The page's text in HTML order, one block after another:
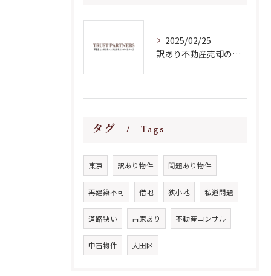
2025/02/25
訳あり不動産売却の魅力と注意点
タグ Tags
東京 訳あり物件 問題あり物件
再建築不可 借地 狭小地 私道問題
道路狭い 古家あり 不動産コンサル
中古物件 大田区